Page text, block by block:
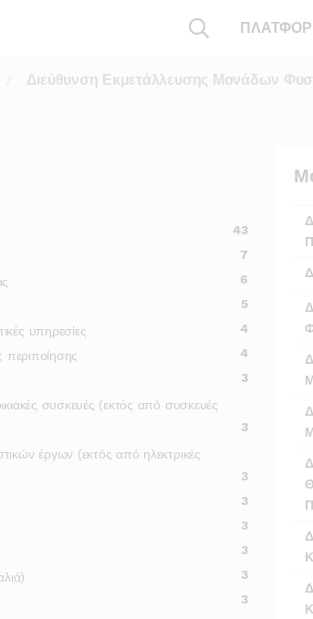
Διεύθυνση Εκμετάλλευσης Μονάδων
43
7
6
5
υπηρεσίες
4
περιποίησης
4
3
συσκευές (εκτός από συσκευές
3
έργων (εκτός από ηλεκτρικές
3
3
3
3
3
3